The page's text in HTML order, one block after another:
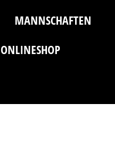
MANNSCHAFTEN
ONLINESHOP